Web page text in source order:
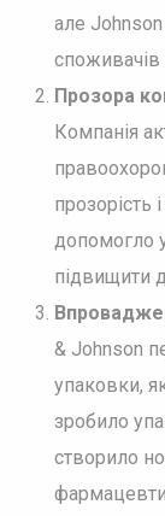
але
Прозора
Компанія
прозорість
допомогло
підвищити
& Johnson
упаковки,
зробило
створило